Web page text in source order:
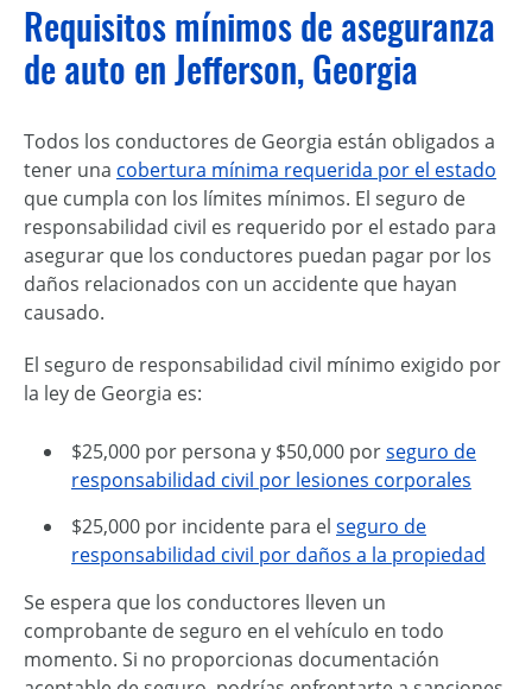
Requisitos mínimos de aseguranza
de auto en Jefferson, Georgia
Todos los conductores de Georgia están obligados a
tener una cobertura mínima requerida por el estado
que cumpla con los límites mínimos. El seguro de
responsabilidad civil es requerido por el estado para
asegurar que los conductores puedan pagar por los
daños relacionados con un accidente que hayan
causado.
El seguro de responsabilidad civil mínimo exigido por
la ley de Georgia es:
$25,000 por persona y $50,000 porseguro de
responsabilidad civil por lesiones corporales
$25,000 por incidente para el seguro de
responsabilidad civil por daños a la propiedad
Se espera que los conductores lleven un
comprobante de seguro en el vehículo en todo
momento. Si no proporcionas documentación